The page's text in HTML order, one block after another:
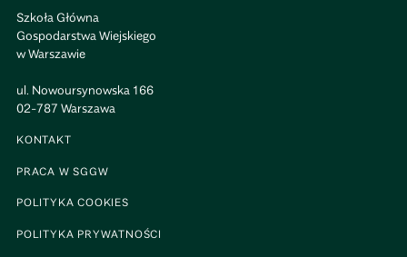
Szkoła Główna
Gospodarstwa Wiejskiego
w Warszawie
ul. Nowoursynowska 166
02-787 Warszawa
KONTAKT
PRACA W SGGW
POLITYKA COOKIES
POLITYKA PRYWATNOŚCI